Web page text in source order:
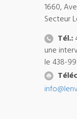
1660,
Secteur
Tél.:
une
le 438-